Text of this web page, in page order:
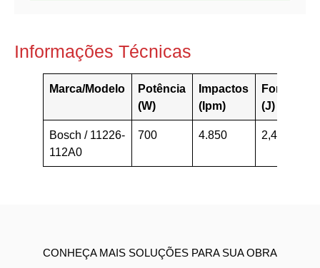
Informações Técnicas
Marca/Modelo
Potência
(W)
Impactos
(Ipm)
Força
(J)
Bosch / 11226-
112A0
700 4.850 2,4
CONHEÇA MAIS SOLUÇÕES PARA SUA OBRA